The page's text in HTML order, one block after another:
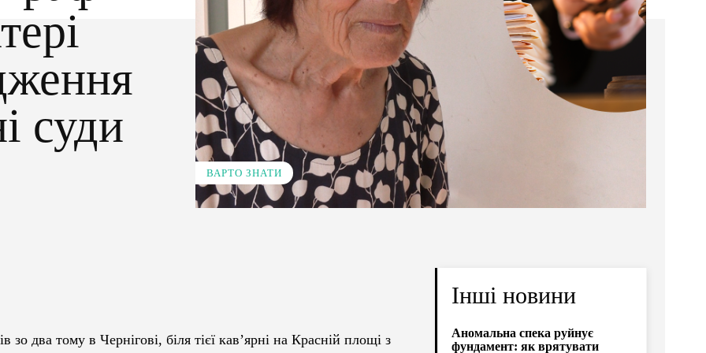
суди
ВАРТО ЗНАТИ
два тому в Чернігові, біля тієї кав’ярні на Красній площі з
Інші новини
Аномальна спека руйнує
фундамент: як врятувати